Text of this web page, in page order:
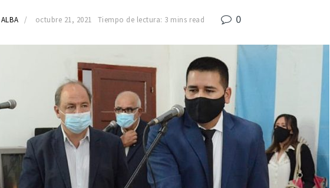
octubre 21, 2021 Tiempo de lectura: 3 mins read 0